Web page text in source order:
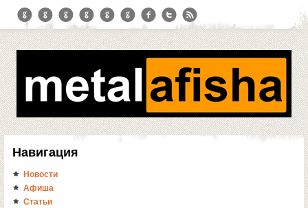
Навигация
Новости
Афиша
Статьи